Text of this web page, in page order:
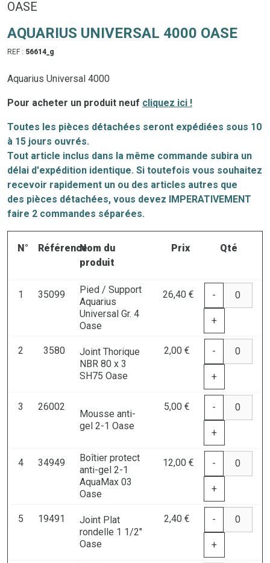
OASE
AQUARIUS UNIVERSAL 4000 OASE
REF : 56614_g
Aquarius Universal 4000
Pour acheter un produit neuf cliquez ici !
Toutes les pièces détachées seront expédiées sous 10
à 15 jours ouvrés.
Tout article inclus dans la même commande subira un
délai d'expédition identique. Si toutefois vous souhaitez
recevoir rapidement un ou des articles autres que
des pièces détachées, vous devez IMPERATIVEMENT
faire 2 commandes séparées.
N° RéférenceNom du
produit
Prix Qté
1 35099
Pied / Support
Aquarius
Universal Gr. 4
Oase
26,40 € -
+
2 3580
Joint Thorique
NBR 80 x 3
SH75 Oase
2,00 € -
+
3 26002
Mousse anti-
gel 2-1 Oase
5,00 € -
+
4 34949
Boîtier protect
anti-gel 2-1
AquaMax 03
Oase
12,00 € -
+
5 19491
Joint Plat
rondelle 1 1/2"
Oase
2,40 € -
+